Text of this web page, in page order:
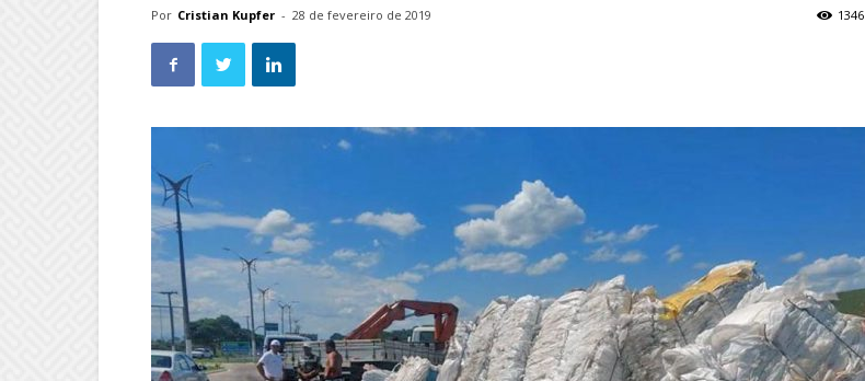
Por Cristian Kupfer - 28 de fevereiro de 2019 1346